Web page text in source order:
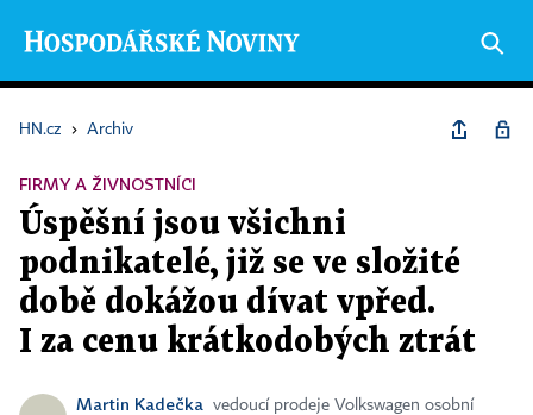
HN.cz › Archiv
FIRMY A ŽIVNOSTNÍCI
Úspěšní jsou všichni
podnikatelé, již se ve složité
době dokážou dívat vpřed.
I za cenu krátkodobých ztrát
Martin Kadečka
vedoucí prodeje Volkswagen osobní